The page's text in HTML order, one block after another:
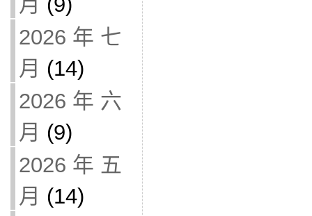
2026 年 七
月 (14)
2026 年 六
月 (9)
2026 年 五
月 (14)